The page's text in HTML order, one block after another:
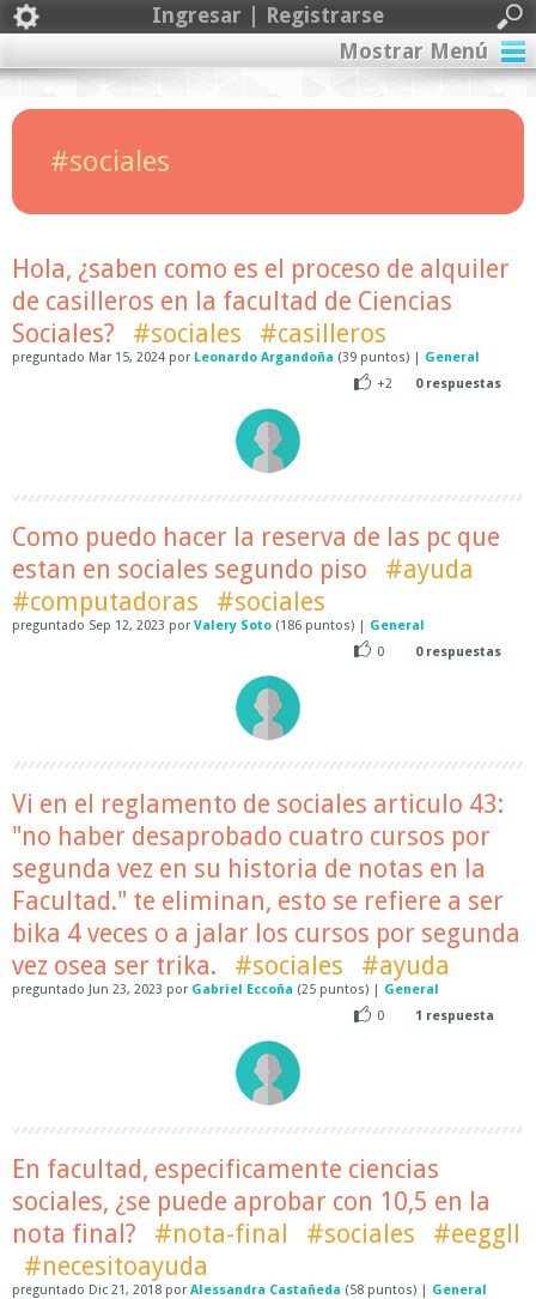
Ingresar | Registrarse
Mostrar Menú
#sociales
Hola, ¿saben como es el proceso de alquiler
de casilleros en la facultad de Ciencias
Sociales?
#sociales #casilleros
preguntado Mar 15, 2024 por Leonardo Argandoña (39 puntos) | General
+2
0respuestas
Como puedo hacer la reserva de las pc que
estan en sociales segundo piso
#ayuda
#computadoras
#sociales
preguntado Sep 12, 2023 por Valery Soto (186 puntos) | General
0
0respuestas
Vi en el reglamento de sociales articulo 43:
"no haber desaprobado cuatro cursos por
segunda vez en su historia de notas en la
Facultad." te eliminan, esto se refiere a ser
bika 4 veces o a jalar los cursos por segunda
vez osea ser trika.
#sociales #ayuda
preguntado Jun 23, 2023 por Gabriel Eccoña (25 puntos) | General
0
1 respuesta
En facultad, especificamente ciencias
sociales, ¿se puede aprobar con 10,5 en la
nota final?
#nota-final #sociales
#eeggll
#necesitoayuda
preguntado Dic 21, 2018 por Alessandra Castañeda (58 puntos) | General